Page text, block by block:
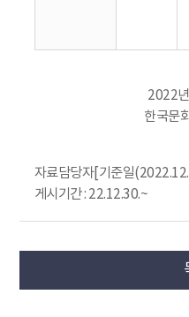
2022
한국문
자료담당자[기준일
게시기간 : 22.12.30.~